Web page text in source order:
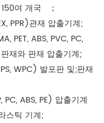
여 개국 ；
PPR)관재 압출기계;
PET, ABS, PVC, PC,
판재와 판재 압출기계;
WPC) 발포판 및;판재
ABS, PE) 압출기계
스틱 기계;